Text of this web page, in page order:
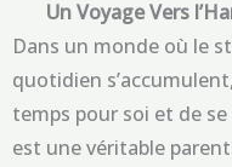
Un Voyage Vers
Dans un monde où le
quotidien
temps pour soi et de
est une véritable